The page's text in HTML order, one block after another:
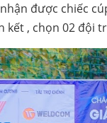
được chiếc
kết , chọn 02 đội